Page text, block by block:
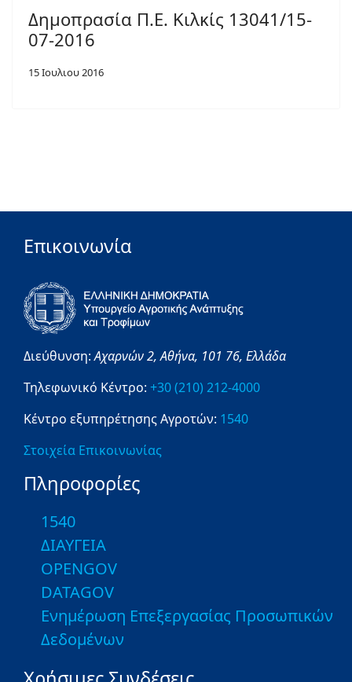
Δημοπρασία Π.Ε. Κιλκίς 13041/15-
07-2016
15 Ιουλιου 2016
Επικοινωνία
Διεύθυνση:Αχαρνών 2,Αθήνα, 101 76, Ελλάδα
Τηλεφωνικό Κέντρο: +30 (210) 212-4000
Κέντρο εξυπηρέτησης Αγροτών: 1540
Στοιχεία Επικοινωνίας
Πληροφορίες
1540
ΔΙΑΥΓΕΙΑ
OPENGOV
DATAGOV
Ενημέρωση Επεξεργασίας Προσωπικών
Δεδομένων